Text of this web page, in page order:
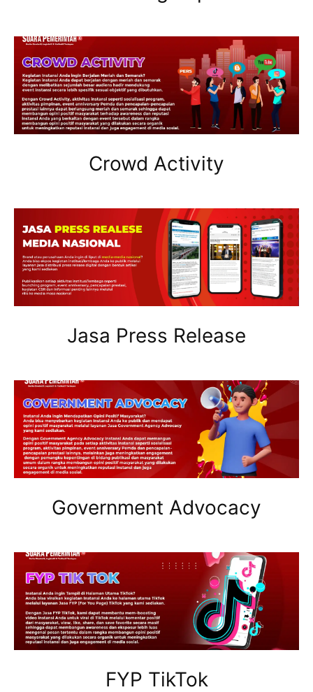
Crowd Activity
Jasa Press Release
Government Advocacy
FYP TikTok